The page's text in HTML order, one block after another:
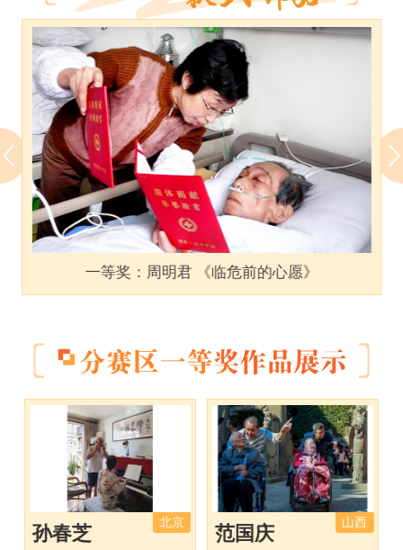
一等奖：周明君 《临危前的心愿》
北京
孙春芝
山西
范国庆